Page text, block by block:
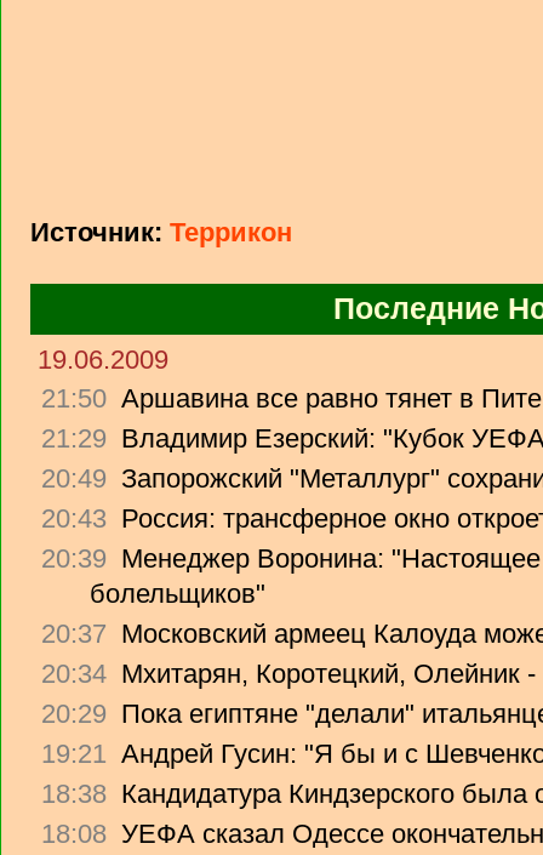
Источник: Террикон
Последние
19.06.2009
21:50 Аршавина все равно тянет в
21:29 Владимир Езерский: "Кубок
20:49 Запорожский "Металлург"
20:43 Россия: трансферное окно
20:39 Менеджер Воронина: "Настоящее
болельщиков"
20:37 Московский армеец Калоуда
20:34 Мхитарян, Коротецкий, Олейник -
20:29 Пока египтяне "делали"
19:21 Андрей Гусин: "Я бы и с
18:38 Кандидатура Киндзерского была
18:08 УЕФА сказал Одессе